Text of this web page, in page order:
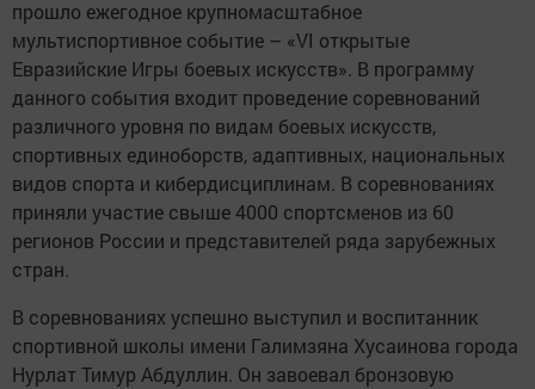
прошло ежегодное крупномасштабное
мультиспортивное событие – «VI открытые
Евразийские Игры боевых искусств». В программу
данного события входит проведение соревнований
различного уровня по видам боевых искусств,
спортивных единоборств, адаптивных, национальных
видов спорта и кибердисциплинам. В соревнованиях
приняли участие свыше 4000 спортсменов из 60
регионов России и представителей ряда зарубежных
стран.
В соревнованиях успешно выступил и воспитанник
спортивной школы имени Галимзяна Хусаинова города
Нурлат Тимур Абдуллин. Он завоевал бронзовую